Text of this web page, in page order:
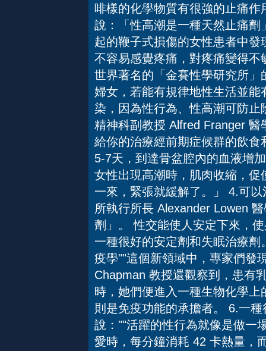
啡樣的化學物質有很強的止痛
說：「性高潮是一種天然止痛
起的鞭子式損傷的女性患者中
不容易感覺疼痛，對疼痛變得
世界著名的「金賽性學研究所
婦女，若能有規律地性生活並
染，因為性行為、性高潮可防
精神科副教授 Alfred Franger
給你的治療經前期症候群的飲
5-7天，到達骨盆腔內的血液增
女性出現高潮時，肌肉收縮，
一來，緊張就緩解了。」 4.可
所執行所長 Alexander Lowen
劑」。 性交能使人安定下來，
一種很好的安定劑和失眠治療
疫學""這個新領域中，專家們發
Chapman 教授還觀察到，患有
時，她們便進入一種生物化學
則是免疫功能的承擔者。 6.一
說：""活躍的性行為就像是做一
愛時，每分鐘消耗 42 卡熱量，